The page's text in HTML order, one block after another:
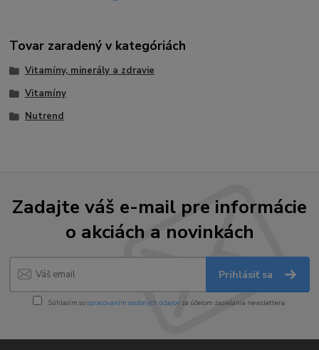
Tovar zaradený v kategóriách
Vitamíny, minerály a zdravie
Vitamíny
Nutrend
Zadajte váš e-mail pre informácie
o akciách a novinkách
Prihlásiť sa
Súhlasím sospracovaním osobných údajov za účelom zasielania newslettera.